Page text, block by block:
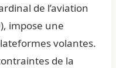
de l’aviation
impose une
volantes.
de la